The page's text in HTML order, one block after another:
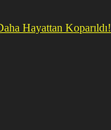
Hayattan Koparıldı!